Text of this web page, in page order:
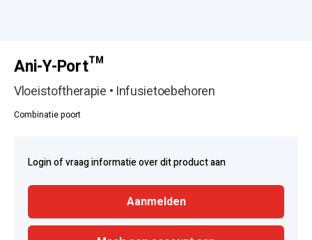
Ani-Y-Port™
Vloeistoftherapie • Infusietoebehoren
Combinatie poort
Login of vraag informatie over dit product aan
Aanmelden